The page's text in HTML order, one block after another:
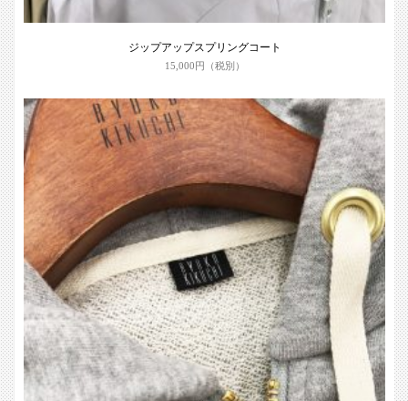
ジップアップスプリングコート
15,000円（税別）